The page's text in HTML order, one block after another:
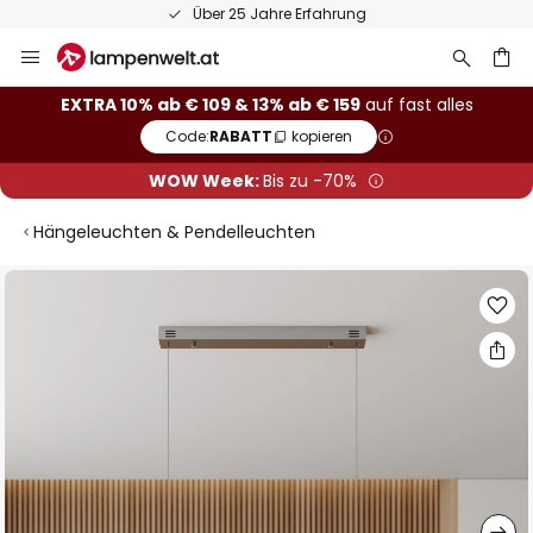
Über 25 Jahre Erfahrung
Inhalt
springen
EXTRA 10% ab € 109 & 13% ab € 159auf fast alles
Code:RABATT kopieren
WOW Week:Bis zu -70%
Hängeleuchten & Pendelleuchten
Zum